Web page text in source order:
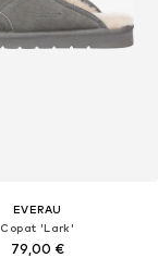
EVERAU
Copat 'Lark'
79,00 €